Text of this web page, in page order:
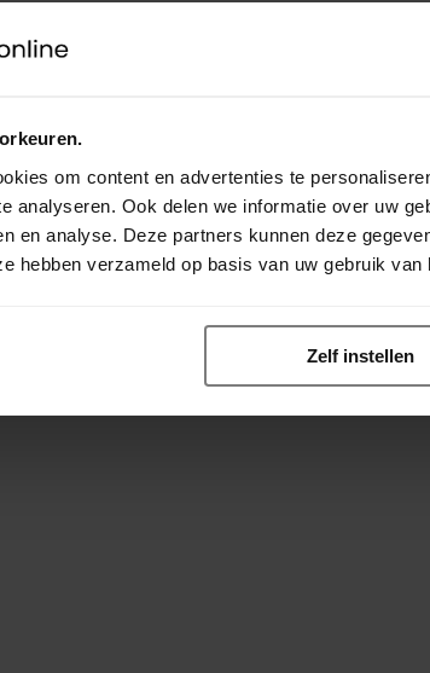
om content en advertenties te
analyseren. Ook delen we informatie over uw
en analyse. Deze partners kunnen deze
hebben verzameld op basis van uw gebruik van
Zelf instellen